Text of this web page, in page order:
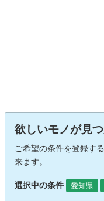
欲しいモノが見
ご希望の条件を登録す
来ます。
選択中の条件 愛知県